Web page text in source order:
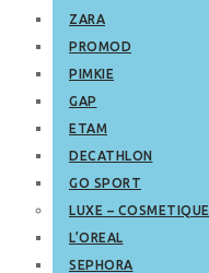
ZARA
PROMOD
PIMKIE
GAP
ETAM
DECATHLON
GO SPORT
LUXE – COSMETIQUE
L’OREAL
SEPHORA